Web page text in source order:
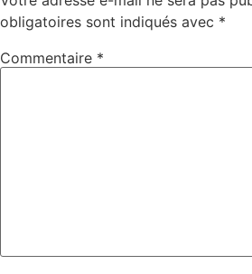
obligatoires sont indiqués avec *
Commentaire *